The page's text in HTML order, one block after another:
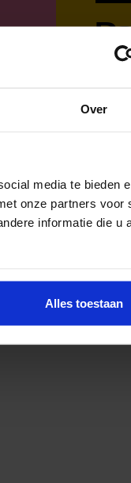
Over
media te bieden
onze partners voor
informatie die u
Alles toestaan